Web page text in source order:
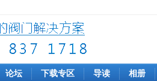
论坛 下载专区 导读 相册